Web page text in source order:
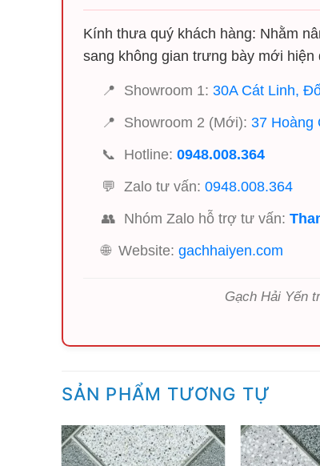
Kính thưa quý khách hàng: Nhằm
sang không gian trưng bày mới hiện
📍 Showroom 1: 30A Cát Linh,
📍
Showroom 2 (Mới): 37 Hoàng
📞
Hotline: 0948.008.364
💬 Zalo tư vấn: 0948.008.364
👥 Nhóm Zalo hỗ trợ tư vấn:
🌐 Website: gachhaiyen.com
Gạch Hải Yến
SẢN PHẨM TƯƠNG TỰ